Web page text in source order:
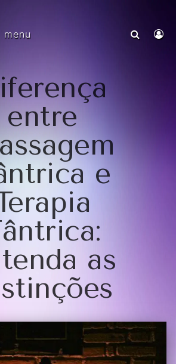
menu
entre
e
as